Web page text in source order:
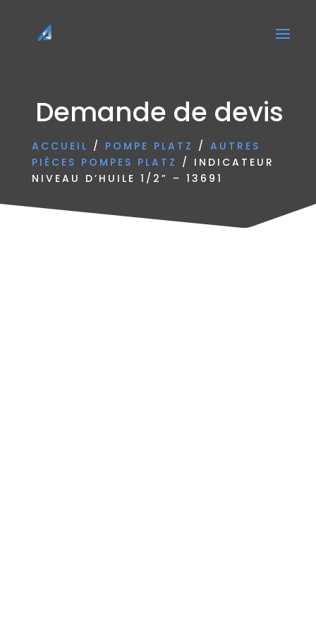
Demande de devis
ACCUEIL / POMPE PLATZ / AUTRES
PIÈCES POMPES PLATZ / INDICATEUR
NIVEAU D’HUILE 1/2” – 13691